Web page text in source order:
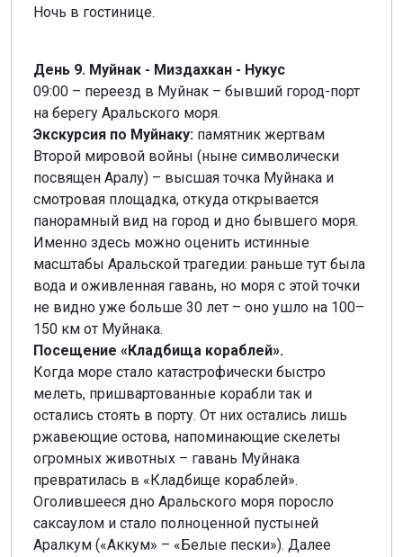
Ночь в гостинице.
День 9. Муйнак - Миздахкан - Нукус
09:00 – переезд в Муйнак – бывший город-порт
на берегу Аральского моря.
Экскурсия по Муйнаку: памятник жертвам
Второй мировой войны (ныне символически
посвящен Аралу) – высшая точка Муйнака и
смотровая площадка, откуда открывается
панорамный вид на город и дно бывшего моря.
Именно здесь можно оценить истинные
масштабы Аральской трагедии: раньше тут была
вода и оживленная гавань, но моря с этой точки
не видно уже больше 30 лет – оно ушло на 100–
150 км от Муйнака.
Посещение «Кладбища кораблей».
Когда море стало катастрофически быстро
мелеть, пришвартованные корабли так и
остались стоять в порту. От них остались лишь
ржавеющие остова, напоминающие скелеты
огромных животных – гавань Муйнака
превратилась в «Кладбище кораблей».
Оголившееся дно Аральского моря поросло
саксаулом и стало полноценной пустыней
Аралкум («Аккум» – «Белые пески»). Далее